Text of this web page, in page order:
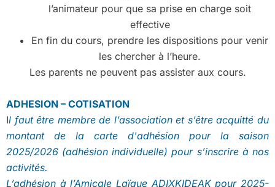
l’animateur pour que sa prise en charge soit
effective
En fin du cours, prendre les dispositions pour venir
les chercher à l’heure.
Les parents ne peuvent pas assister aux cours.
ADHESION – COTISATION
Il faut être membre de l’association et s’être acquitté du
montant de la carte d'adhésion pour la saison
2025/2026 (adhésion individuelle) pour s’inscrire à nos
activités.
L’adhésion à l’Amicale Laïque ADIXKIDEAK pour 2025-